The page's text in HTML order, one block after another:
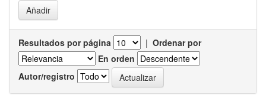
Resultados por página | Ordenar por
En orden
Autor/registro